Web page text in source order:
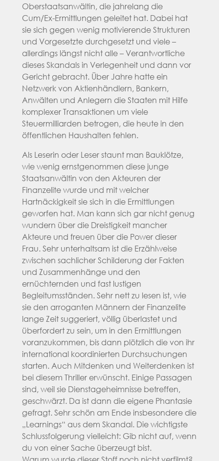
Oberstaatsanwältin, die jahrelang die
Cum/Ex-Ermittlungen geleitet hat. Dabei hat
sie sich gegen wenig motivierende Strukturen
und Vorgesetzte durchgesetzt und viele –
allerdings längst nicht alle – Verantwortliche
dieses Skandals in Verlegenheit und dann vor
Gericht gebracht. Über Jahre hatte ein
Netzwerk von Aktienhändlern, Bankern,
Anwälten und Anlegern die Staaten mit Hilfe
komplexer Transaktionen um viele
Steuermilliarden betrogen, die heute in den
öffentlichen Haushalten fehlen.
Als Leserin oder Leser staunt man Bauklötze,
wie wenig ernstgenommen diese junge
Staatsanwältin von den Akteuren der
Finanzelite wurde und mit welcher
Hartnäckigkeit sie sich in die Ermittlungen
geworfen hat. Man kann sich gar nicht genug
wundern über die Dreistigkeit mancher
Akteure und freuen über die Power dieser
Frau. Sehr unterhaltsam ist die Erzählweise
zwischen sachlicher Schilderung der Fakten
und Zusammenhänge und den
ernüchternden und fast lustigen
Begleitumsständen. Sehr nett zu lesen ist, wie
sie den arroganten Männern der Finanzelite
lange Zeit suggeriert, völlig überlastet und
überfordert zu sein, um in den Ermittlungen
voranzukommen, bis dann plötzlich die von ihr
international koordinierten Durchsuchungen
starten. Auch Mitdenken und Weiterdenken ist
bei diesem Thriller erwünscht. Einige Passagen
sind, weil sie Dienstageheimnisse betreffen,
geschwärzt. Da ist dann die eigene Phantasie
gefragt. Sehr schön am Ende insbesondere die
„Learnings“ aus dem Skandal. Die wichtigste
Schlussfolgerung vielleicht: Gib nicht auf, wenn
du von einer Sache überzeugt bist.